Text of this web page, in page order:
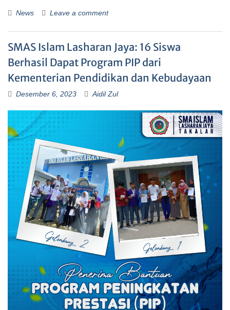
News Leave a comment
SMAS Islam Lasharan Jaya: 16 Siswa
Berhasil Dapat Program PIP dari
Kementerian Pendidikan dan Kebudayaan
Desember 6, 2023 Aidil Zul